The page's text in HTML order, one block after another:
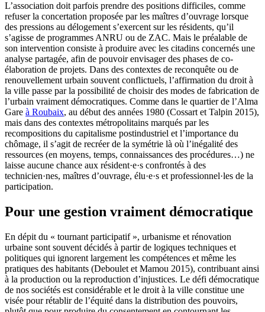
L’association doit parfois prendre des positions difficiles, comme
refuser la concertation proposée par les maîtres d’ouvrage lorsque
des pressions au délogement s’exercent sur les résidents, qu’il
s’agisse de programmes ANRU ou de ZAC. Mais le préalable de
son intervention consiste à produire avec les citadins concernés une
analyse partagée, afin de pouvoir envisager des phases de co-
élaboration de projets. Dans des contextes de reconquête ou de
renouvellement urbain souvent conflictuels, l’affirmation du droit à
la ville passe par la possibilité de choisir des modes de fabrication de
l’urbain vraiment démocratiques. Comme dans le quartier de l’Alma
Gare à Roubaix, au début des années 1980 (Cossart et Talpin 2015),
mais dans des contextes métropolitains marqués par les
recompositions du capitalisme postindustriel et l’importance du
chômage, il s’agit de recréer de la symétrie là où l’inégalité des
ressources (en moyens, temps, connaissances des procédures…) ne
laisse aucune chance aux résident·e·s confrontés à des
technicien·nes, maîtres d’ouvrage, élu·e·s et professionnel·les de la
participation.
Pour une gestion vraiment démocratique
En dépit du « tournant participatif », urbanisme et rénovation
urbaine sont souvent décidés à partir de logiques techniques et
politiques qui ignorent largement les compétences et même les
pratiques des habitants (Deboulet et Mamou 2015), contribuant ainsi
à la production ou la reproduction d’injustices. Le défi démocratique
de nos sociétés est considérable et le droit à la ville constitue une
visée pour rétablir de l’équité dans la distribution des pouvoirs,